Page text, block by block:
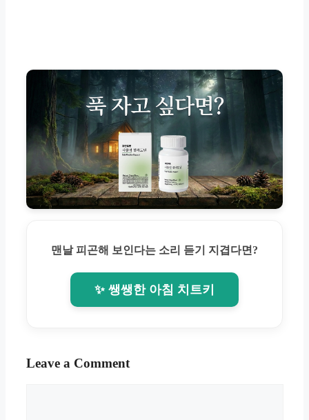
맨날 피곤해 보인다는 소리 듣기 지겹다면?
✨ 쌩쌩한 아침 치트키
Leave a Comment